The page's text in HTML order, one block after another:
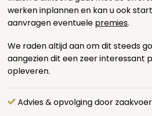
werken inplannen en kan u ook
aanvragen eventuele premies.
We raden altijd aan om dit steeds
aangezien dit een zeer interessant
opleveren.
Advies & opvolging door